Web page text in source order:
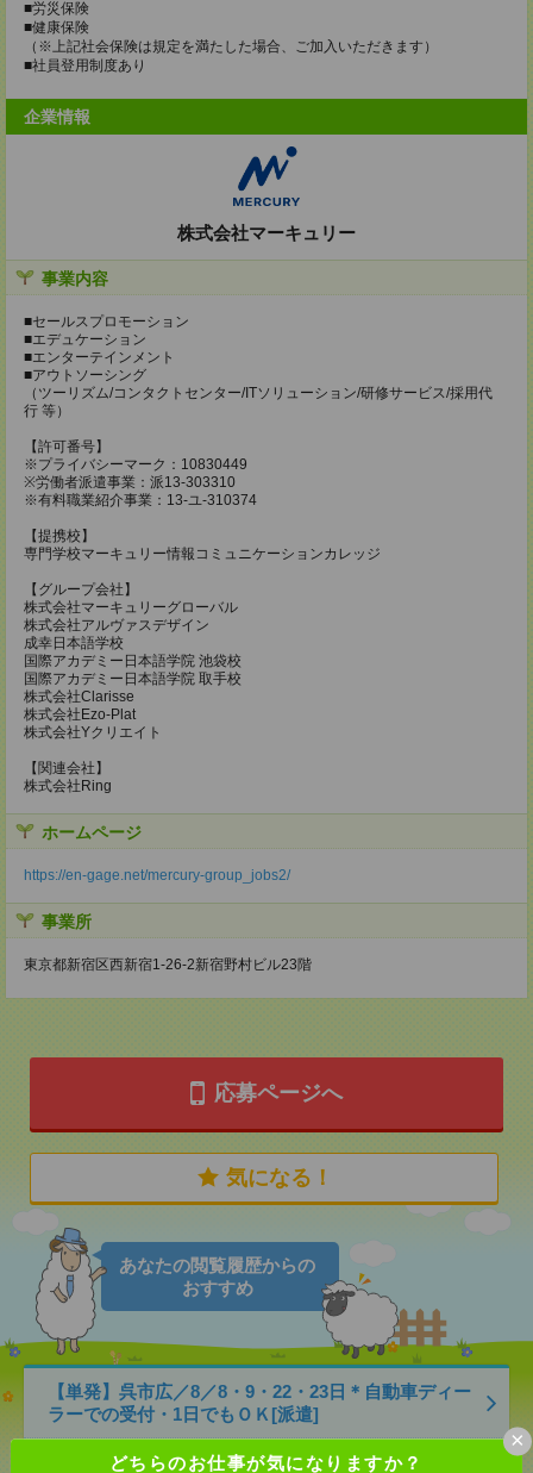
どちらのお仕事が気になりますか？
×
■労災保険
■健康保険
（※上記社会保険は規定を満たした場合、ご加入いただきます）
■社員登用制度あり
企業情報
株式会社マーキュリー
事業内容
■セールスプロモーション
■エデュケーション
■エンターテインメント
■アウトソーシング
（ツーリズム/コンタクトセンター/ITソリューション/研修サービス/採用代
行 等）
【許可番号】
※プライバシーマーク：10830449
※労働者派遣事業：派13-303310
※有料職業紹介事業：13-ユ-310374
【提携校】
専門学校マーキュリー情報コミュニケーションカレッジ
【グループ会社】
株式会社マーキュリーグローバル
株式会社アルヴァスデザイン
成幸日本語学校
国際アカデミー日本語学院 池袋校
国際アカデミー日本語学院 取手校
株式会社Clarisse
株式会社Ezo-Plat
株式会社Yクリエイト
【関連会社】
株式会社Ring
ホームページ
https://en-gage.net/mercury-group_jobs2/
事業所
東京都新宿区西新宿1-26-2新宿野村ビル23階
応募ページへ
気になる！
あなたの閲覧履歴からの
おすすめ
【単発】呉市広／8／8・9・22・23日＊自動車ディー
ラーでの受付・1日でもＯＫ[派遣]
時給1300円 ・日額：9,100円（時給1,300